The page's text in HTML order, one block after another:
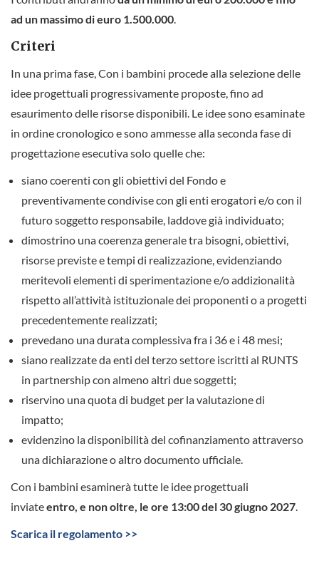
ad un massimo di euro 1.500.000.
Criteri
In una prima fase, Con i bambini procede alla selezione delle
idee progettuali progressivamente proposte, fino ad
esaurimento delle risorse disponibili. Le idee sono esaminate
in ordine cronologico e sono ammesse alla seconda fase di
progettazione esecutiva solo quelle che:
siano coerenti con gli obiettivi del Fondo e
preventivamente condivise con gli enti erogatori e/o con il
futuro soggetto responsabile, laddove già individuato;
dimostrino una coerenza generale tra bisogni, obiettivi,
risorse previste e tempi di realizzazione, evidenziando
meritevoli elementi di sperimentazione e/o addizionalità
rispetto all’attività istituzionale dei proponenti o a progetti
precedentemente realizzati;
prevedano una durata complessiva fra i 36 e i 48 mesi;
siano realizzate da enti del terzo settore iscritti al RUNTS
in partnership con almeno altri due soggetti;
riservino una quota di budget per la valutazione di
impatto;
evidenzino la disponibilità del cofinanziamento attraverso
una dichiarazione o altro documento ufficiale.
Con i bambini esaminerà tutte le idee progettuali
inviateentro, e non oltre, le ore 13:00 del 30 giugno 2027.
Scarica il regolamento >>